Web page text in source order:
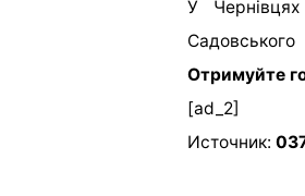
У
Садовського
Отримуйте
[ad_2]
Источник: